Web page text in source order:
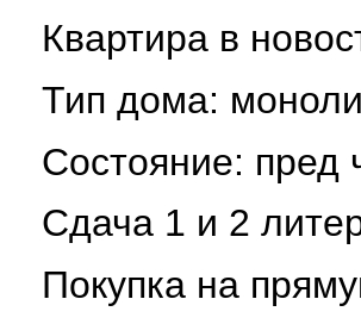
Квартира в
Тип дома:
Состояние: пред
Сдача 1 и 2
Покупка на